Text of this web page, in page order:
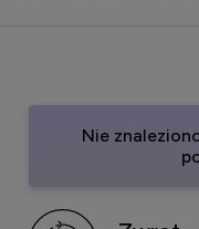
Nie